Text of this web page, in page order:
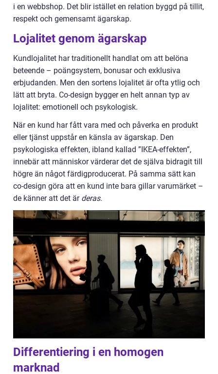
i en webbshop. Det blir istället en relation byggd på tillit,
respekt och gemensamt ägarskap.
Lojalitet genom ägarskap
Kundlojalitet har traditionellt handlat om att belöna
beteende – poängsystem, bonusar och exklusiva
erbjudanden. Men den sortens lojalitet är ofta ytlig och
lätt att bryta. Co-design bygger en helt annan typ av
lojalitet: emotionell och psykologisk.
När en kund har fått vara med och påverka en produkt
eller tjänst uppstår en känsla av ägarskap. Den
psykologiska effekten, ibland kallad ”IKEA-effekten”,
innebär att människor värderar det de själva bidragit till
högre än något färdigproducerat. På samma sätt kan
co-design göra att en kund inte bara gillar varumärket –
de känner att det är deras.
Differentiering i en homogen
marknad